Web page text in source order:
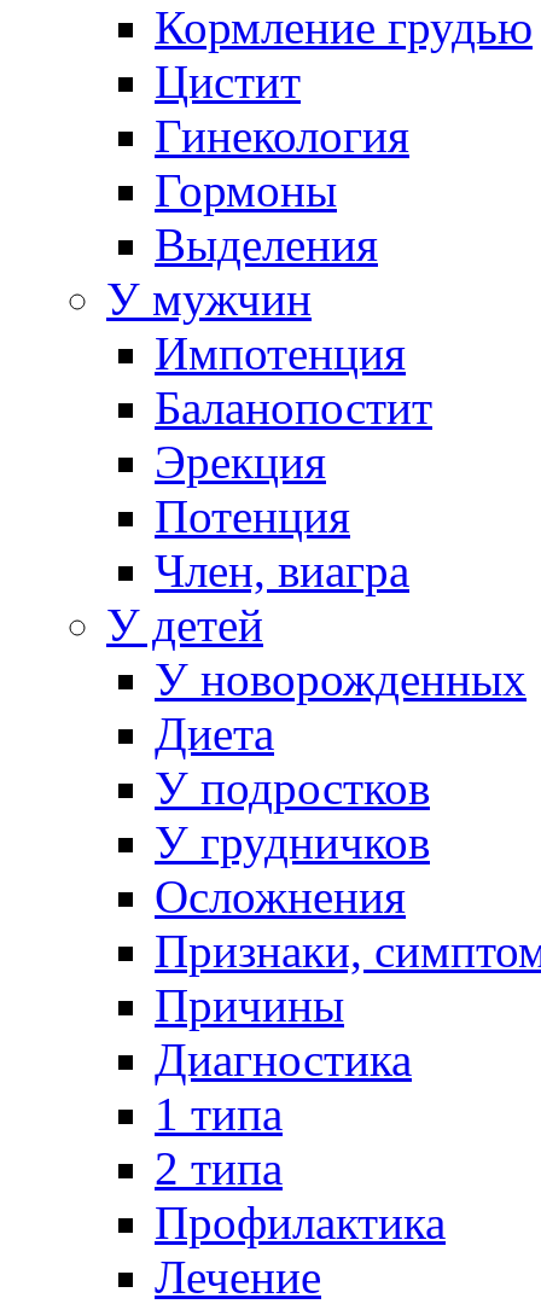
Кормление грудью
Цистит
Гинекология
Гормоны
Выделения
У мужчин
Импотенция
Баланопостит
Эрекция
Потенция
Член, виагра
У детей
У новорожденных
Диета
У подростков
У грудничков
Осложнения
Признаки,
Причины
Диагностика
1 типа
2 типа
Профилактика
Лечение